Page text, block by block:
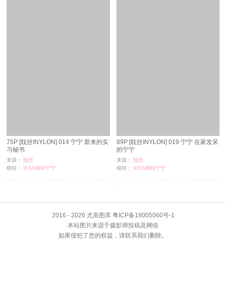
75P [耽丝INYLON] 014 宁宁 新来的实
习秘书
来源：
耽丝
模特：
IESS模特宁宁
89P [耽丝INYLON] 019 宁宁 在家发呆
的宁宁
来源：
耽丝
模特：
IESS模特宁宁
2016 - 2026 尤美图库 粤ICP备18005060号-1
本站图片来源于摄影师投稿及网络
如果侵犯了您的权益，请联系我们删除。